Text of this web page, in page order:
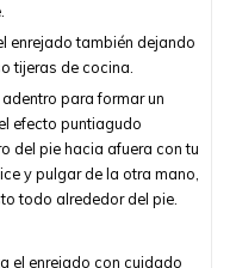
enrejado también dejando
tijeras de cocina.
para formar un
efecto puntiagudo
del pie hacia afuera con tu
y pulgar de la otra mano,
todo alrededor del pie.
el enrejado con cuidado